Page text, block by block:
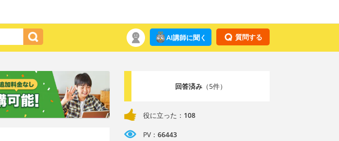
質問する
AI講師に聞く
回答済み（5件）
役に立った： 108
PV： 66443